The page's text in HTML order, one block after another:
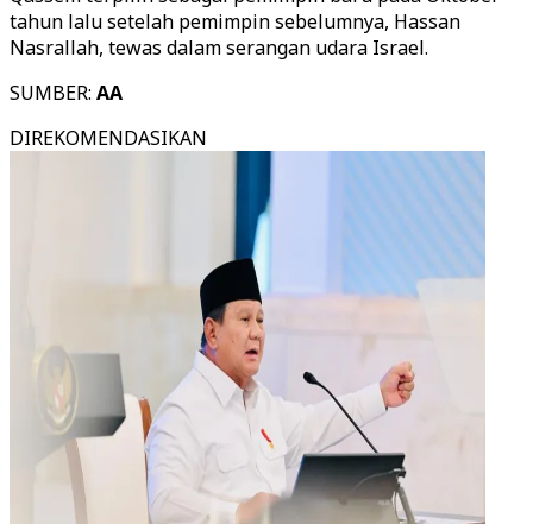
tahun lalu setelah pemimpin sebelumnya, Hassan
Nasrallah, tewas dalam serangan udara Israel.
SUMBER: AA
DIREKOMENDASIKAN